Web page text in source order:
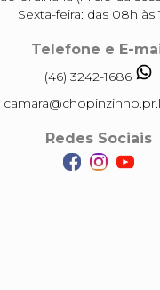
Sexta-feira: das 08h às
Telefone e E-
(46) 3242-1686
Redes Sociais